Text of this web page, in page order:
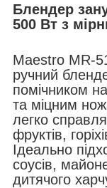
Блендер
500 Вт з
Maestro MR-
ручний
помічником
та міцним
легко
фруктів,
Ідеально
соусів,
дитячого